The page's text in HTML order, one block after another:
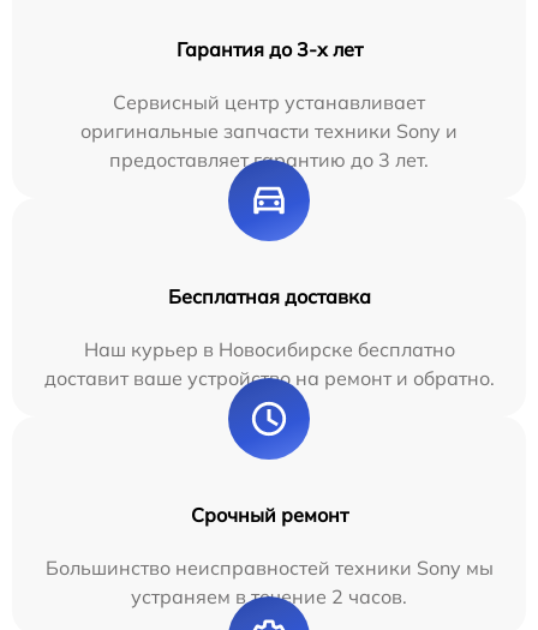
Гарантия до 3-х лет
Сервисный центр устанавливает
оригинальные запчасти техники Sony и
предоставляет гарантию до 3 лет.
Бесплатная доставка
Наш курьер в Новосибирске бесплатно
доставит ваше устройство на ремонт и обратно.
Срочный ремонт
Большинство неисправностей техники Sony мы
устраняем в течение 2 часов.